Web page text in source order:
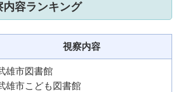
容ランキング
視察内容
雄市図書館
雄市こども図書館